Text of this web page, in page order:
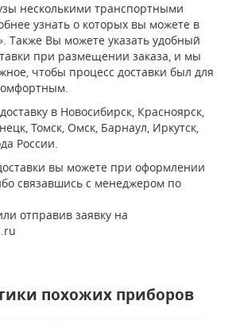
несколькими транспортными
узнать о которых вы можете в
Также Вы можете указать удобный
при размещении заказа, и мы
чтобы процесс доставки был для
в Новосибирск, Красноярск,
Томск, Омск, Барнаул, Иркутск,
России.
вы можете при оформлении
связавшись с менеджером по
отправив заявку на
похожих приборов